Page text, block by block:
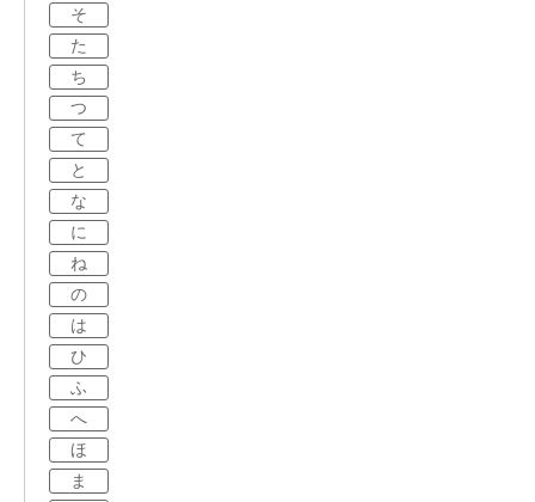
そ
た
ち
つ
て
と
な
に
ね
の
は
ひ
ふ
へ
ほ
ま